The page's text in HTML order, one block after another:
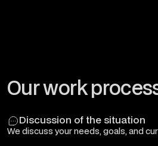
Our work
Discussion of the situation
We discuss your needs, goals, and